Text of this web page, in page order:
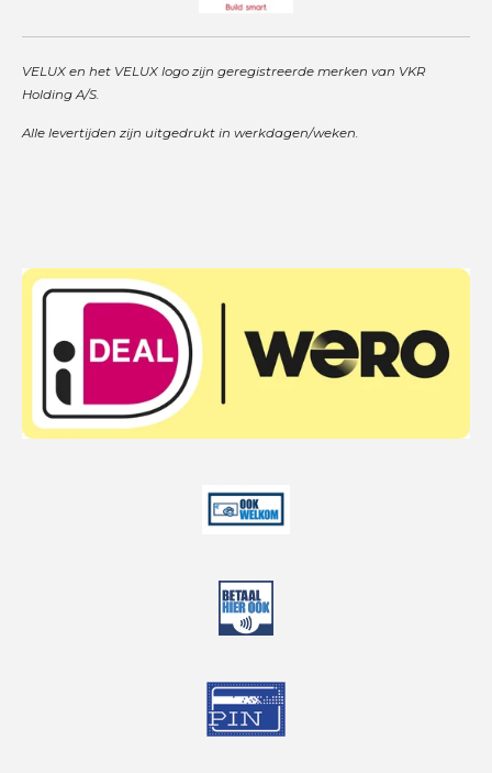
VELUX en het VELUX logo zijn geregistreerde merken van VKR
Holding A/S.
Alle levertijden zijn uitgedrukt in werkdagen/weken.